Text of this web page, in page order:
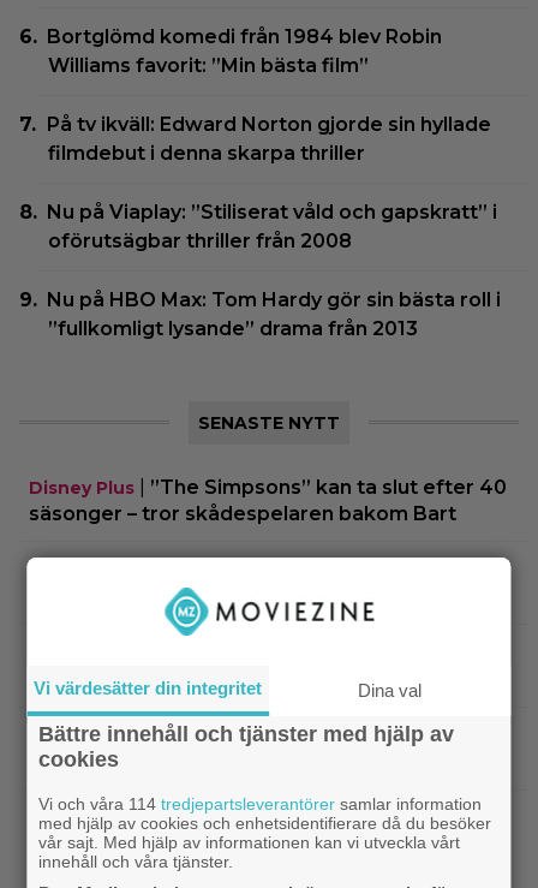
Bortglömd komedi från 1984 blev Robin
Williams favorit: ”Min bästa film”
På tv ikväll: Edward Norton gjorde sin hyllade
filmdebut i denna skarpa thriller
Nu på Viaplay: ”Stiliserat våld och gapskratt” i
oförutsägbar thriller från 2008
Nu på HBO Max: Tom Hardy gör sin bästa roll i
”fullkomligt lysande” drama från 2013
SENASTE NYTT
Disney Plus
”The Simpsons” kan ta slut efter 40
säsonger – tror skådespelaren bakom Bart
Viaplay: ”Sjuk humor och genialiskt manus”
bästa roll i ”fullkomligt lysande” drama från 2013
Streamingtips|Kvällens tv-tips: Du kan inte ana
vem som är mördaren i ”Beck” nummer 20
Christopher Nolan|På tv ikväll: En av Nolans
bästa filmer fyller 20 – gick nästan till en annan
regissör
Vi värdesätter din integritet Dina val
Bättre innehåll och tjänster med hjälp av
cookies
Vi och våra 114tredjepartsleverantörer samlar information
med hjälp av cookies och enhetsidentifierare då du besöker
vår sajt. Med hjälp av informationen kan vi utveckla vårt
innehåll och våra tjänster.